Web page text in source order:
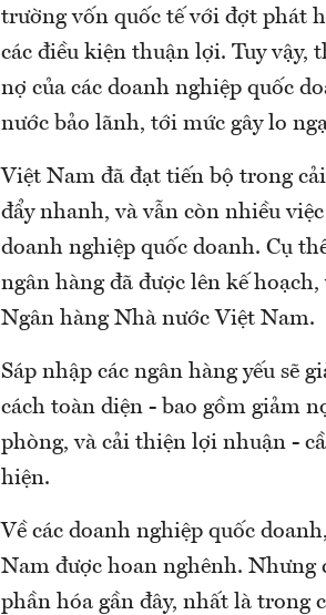
trường vốn quốc tế với đợt phát
các điều kiện thuận lợi. Tuy vậy,
nợ của các doanh nghiệp quốc
nước bảo lãnh, tới mức gây lo
Việt Nam đã đạt tiến bộ trong
đẩy nhanh, và vẫn còn nhiều
doanh nghiệp quốc doanh. Cụ
ngân hàng đã được lên kế
Ngân hàng Nhà nước Việt Nam.
Sáp nhập các ngân hàng yếu sẽ
cách toàn diện - bao gồm giảm
phòng, và cải thiện lợi nhuận -
hiện.
Về các doanh nghiệp quốc
Nam được hoan nghênh. Nhưng
phần hóa gần đây, nhất là trong